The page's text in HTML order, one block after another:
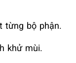
từng bộ phận.
khử mùi.